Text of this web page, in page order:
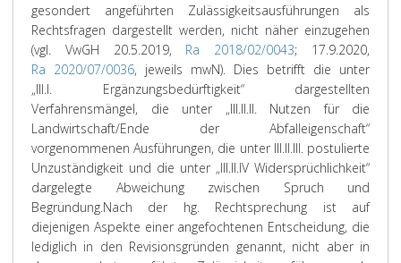
gesondert angeführten Zulässigkeitsausführungen als
Rechtsfragen dargestellt werden, nicht näher einzugehen
(vgl. VwGH 20.5.2019, Ra 2018/02/0043; 17.9.2020,
Ra 2020/07/0036, jeweils mwN). Dies betrifft die unter
„III.I. Ergänzungsbedürftigkeit“ dargestellten
Verfahrensmängel, die unter „III.II.II. Nutzen für die
Landwirtschaft/Ende der Abfalleigenschaft“
vorgenommenen Ausführungen, die unter III.II.III. postulierte
Unzuständigkeit und die unter „III.II.IV Widersprüchlichkeit“
dargelegte Abweichung zwischen Spruch und
Begründung.Nach der hg. Rechtsprechung ist auf
diejenigen Aspekte einer angefochtenen Entscheidung, die
lediglich in den Revisionsgründen genannt, nicht aber in